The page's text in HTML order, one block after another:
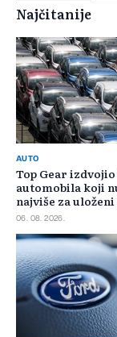
Najčitanije
AUTO
Top Gear izdvojio
automobila koji
najviše za
06. 08. 2026.